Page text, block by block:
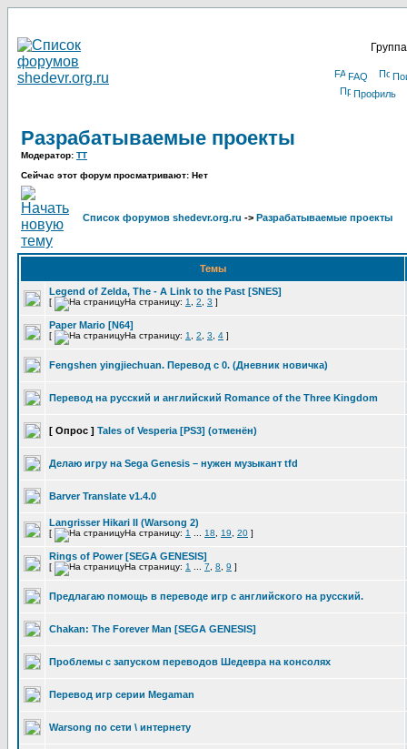
FAQ
Профиль
Разрабатываемые проекты
Модератор: TT
Сейчас этот форум просматривают: Нет
Список форумов shedevr.org.ru -> Разрабатываемые проекты
Темы
Legend of Zelda, The - A Link to the Past [SNES]
[ На страницу: 1 2 3 ]
Paper Mario [N64]
[ На страницу: 1 2 3 4 ]
Fengshen yingjiechuan. Перевод с 0. (Дневник новичка)
Перевод на русский и английский Romance of the Three Kingdom
[ Опрос ] Tales of Vesperia [PS3] (отменён)
Делаю игру на Sega Genesis – нужен музыкант tfd
Barver Translate v1.4.0
Langrisser Hikari II (Warsong 2)
[ На страницу: 1 18 19 20 ]
Rings of Power [SEGA GENESIS]
[ На страницу: 1 7 8 9 ]
Предлагаю помощь в переводе игр с английского на русский.
Chakan: The Forever Man [SEGA GENESIS]
Проблемы с запуском переводов Шедевра на консолях
Перевод игр серии Megaman
Warsong по сети \ интернету